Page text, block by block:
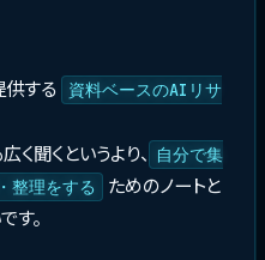
供する
資料ベースのAIリサ
く聞くというより、 自分で集
整理をする
ためのノートと
す。